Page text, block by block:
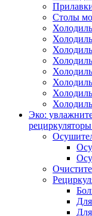
Столы
Эко:
рециркуляторы